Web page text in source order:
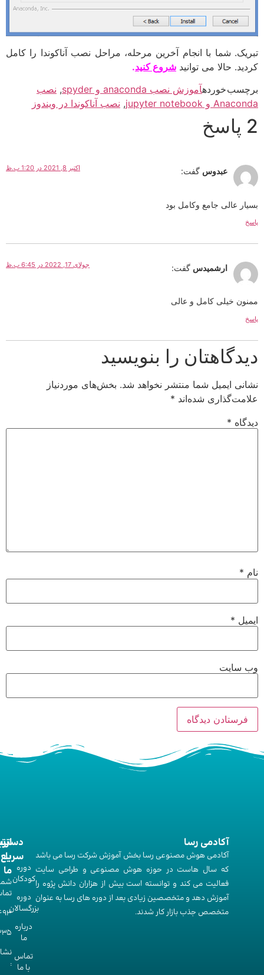
تبریک. شما با انجام آخرین مرحله، مراحل نصب آناکوندا را کامل
کردید. حالا می توانید شروع کنید.
برچسب خوردهآموزش نصب anaconda و spyder , نصب
Anaconda و jupyter notebook
, نصب آناکوندا در ویندوز
2 پاسخ
عبدوس گفت: اکتبر 8, 2021 در 1:20 ب.ظ
بسیار عالی جامع وکامل بود
پاسخ
ارشمیدس گفت: جولای 17, 2022 در 6:45 ب.ظ
ممنون خیلی کامل و عالی
پاسخ
دیدگاهتان را بنویسید
نشانی ایمیل شما منتشر نخواهد شد. بخش‌های موردنیاز
علامت‌گذاری شده‌اند *
دیدگاه *
نام *
ایمیل *
وب‌ سایت
آکادمی رسا
آکادمی هوش مصنوعی رسا بخش آموزش شرکت رسا می باشد
که سال هاست در حوزه هوش مصنوعی و طراحی سایت
فعالیت می کند و توانسته است بیش از هزاران دانش پژوه را
آموزش دهد و متخصصین زیادی بعد از دوره های رسا به عنوان
متخصص جذب بازار کار شدند.
سریع
دوره‌
کودکان
دوره‌
بزرگسالان
درباره
ما
تماس
با ما
با
ما
: